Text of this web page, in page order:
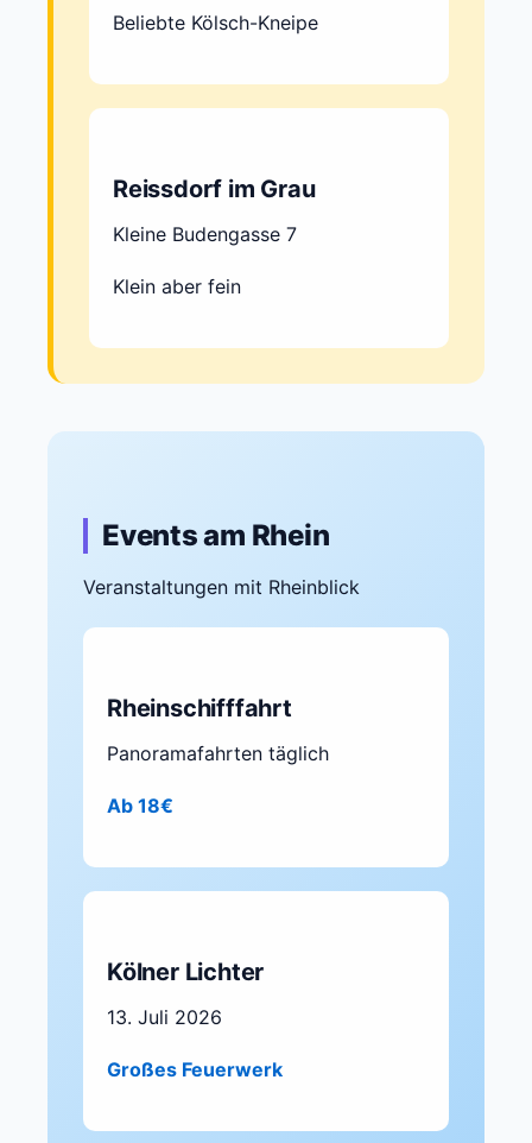
Beliebte Kölsch-Kneipe
Reissdorf im Grau
Kleine Budengasse 7
Klein aber fein
Events am Rhein
Veranstaltungen mit Rheinblick
Rheinschifffahrt
Panoramafahrten täglich
Ab 18€
Kölner Lichter
13. Juli 2026
Großes Feuerwerk